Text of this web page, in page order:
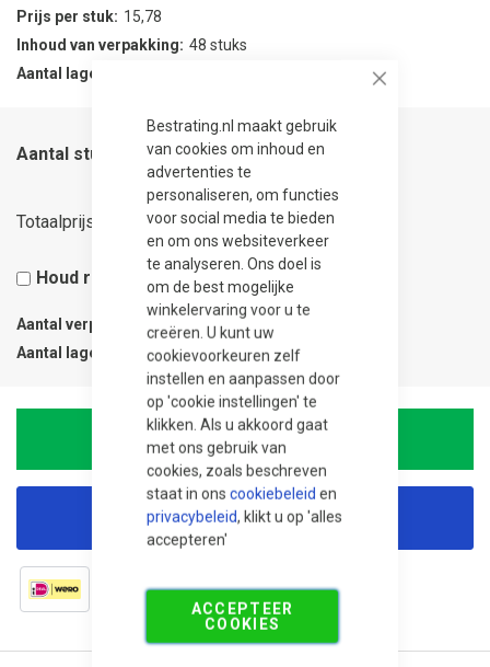
Bestrating.nl maakt gebruik
van cookies om inhoud en
advertenties te
personaliseren, om functies
voor social media te bieden
en om ons websiteverkeer
te analyseren. Ons doel is
om de best mogelijke
winkelervaring voor u te
creëren. U kunt uw
cookievoorkeuren zelf
instellen en aanpassen door
op 'cookie instellingen' te
klikken. Als u akkoord gaat
met ons gebruik van
cookies, zoals beschreven
staat in ons cookiebeleid en
privacybeleid, klikt u op 'alles
accepteren'
ACCEPTEER
COOKIES
Prijs per stuk
15,78
Inhoud van verpakking
48 stuks
Aantal lagen per verpakking
Aantal stuks
Totaalprijs 15,78
Houd rekening met 5% snijverlies
Aantal verpakkingen
0.03
Aantal lagen
In Winkelwagen
Korting aanvragen